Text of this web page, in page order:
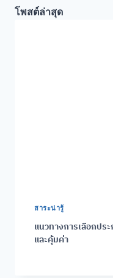
โพสต์ล่าสุด
สาระน่ารู้
แนวทางการเลือกปร
และคุ้มค่า